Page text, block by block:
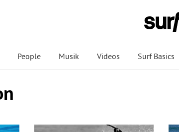
People Musik Videos Surf Basics